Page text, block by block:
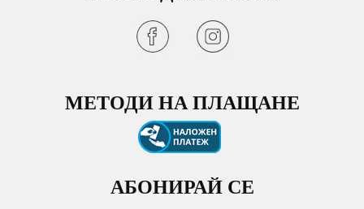
МЕТОДИ НА ПЛАЩАНЕ
АБОНИРАЙ СЕ